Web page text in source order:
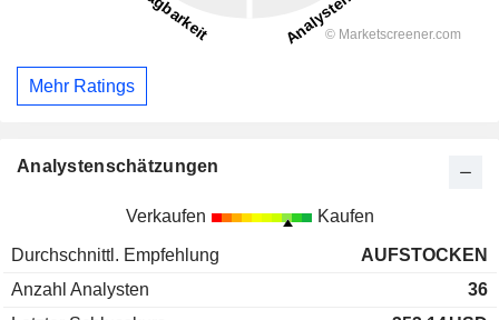
Mehr Ratings
Analystenschätzungen
Verkaufen Kaufen
Durchschnittl. Empfehlung
AUFSTOCKEN
Anzahl Analysten
36